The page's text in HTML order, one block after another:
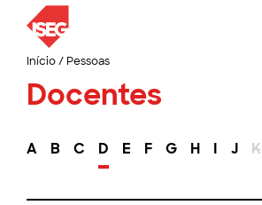
Início/ Pessoas
Docentes
A B C D E F G H I J K